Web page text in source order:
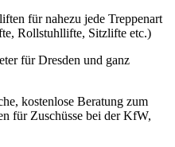
für nahezu jede Treppenart
Rollstuhllifte, Sitzlifte etc.)
für Dresden und ganz
kostenlose Beratung zum
für Zuschüsse bei der KfW,